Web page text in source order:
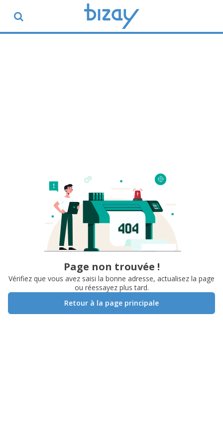
Page non trouvée !
Vérifiez que vous avez saisi la bonne adresse, actualisez la page
ou réessayez plus tard.